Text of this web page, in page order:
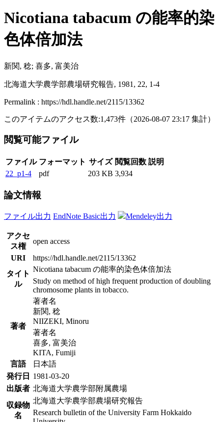
Nicotiana tabacum の能率的染
色体倍加法
新関, 稔; 喜多, 富美治
北海道大学農学部農場研究報告, 1981, 22, 1-4
Permalink : https://hdl.handle.net/2115/13362
このアイテムのアクセス数:1,473件 （2026-08-07 23:17 集計）
閲覧可能ファイル
ファイル フォーマット サイズ 閲覧回数 説明
22_p1-4
pdf 203 KB 3,934
論文情報
ファイル出力 EndNote Basic出力 Mendeley出力
アクセ
ス権
open access
URI
https://hdl.handle.net/2115/13362
タイト
ル
Nicotiana tabacum の能率的染色体倍加法
Study on method of high frequent production of doubling
chromosome plants in tobacco.
著者
著者名
新関, 稔
NIIZEKI, Minoru
著者名
喜多, 富美治
KITA, Fumiji
言語
日本語
発行日
1981-03-20
出版者 北海道大学農学部附属農場
収録物
名
北海道大学農学部農場研究報告
Research bulletin of the University Farm Hokkaido